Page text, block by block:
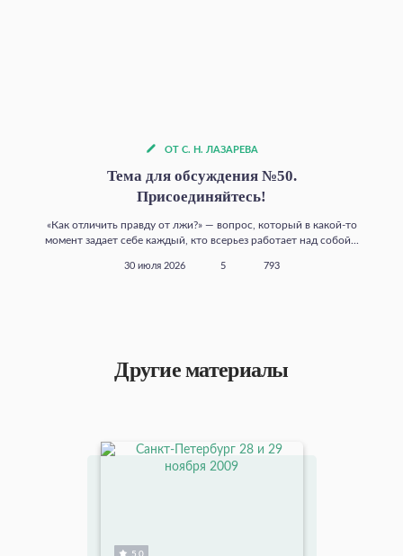
ОТ С. Н. ЛАЗАРЕВА
Тема для обсуждения №50.
Присоединяйтесь!
«Как отличить правду от лжи?» — вопрос, который в какой‑то
момент задает себе каждый, кто всерьез работает над собой...
30 июля 2026 5 793
Другие материалы